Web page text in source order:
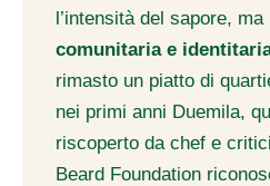
l’intensità del sapore, ma
comunitaria e
rimasto un piatto di
nei primi anni Duemila,
riscoperto da chef e
Beard Foundation